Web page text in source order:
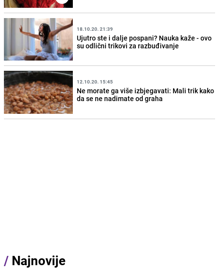
18.10.20. 21:39
Ujutro ste i dalje pospani? Nauka kaže - ovo
su odlični trikovi za razbuđivanje
12.10.20. 15:45
Ne morate ga više izbjegavati: Mali trik kako
da se ne nadimate od graha
/ Najnovije